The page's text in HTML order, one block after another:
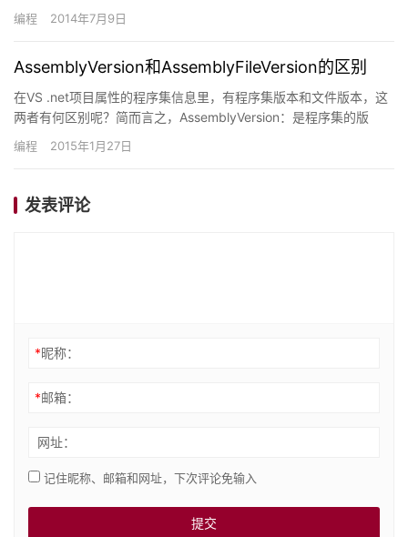
设计思想本就千差万别，指望一种语言在操作系统之上为用户提供
平台间…
编程 2014年7月9日
AssemblyVersion和AssemblyFileVersion的区别
在VS .net项目属性的程序集信息里，有程序集版本和文件版本，这
两者有何区别呢？简而言之，AssemblyVersion：是程序集的版
本，.NET的CLR用，用于标识出该dll的…
编程 2015年1月27日
发表评论
*昵称：
*邮箱：
网址：
记住昵称、邮箱和网址，下次评论免输入